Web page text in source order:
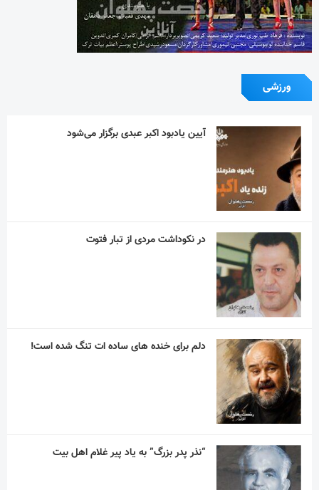
ورزشی
آیین یادبود اکبر عبدی برگزار می‌شود
در نکوداشت مردی از تبار فتوت
دلم برای خنده های ساده ات تنگ شده است!
“نذر پدر بزرگ” به یاد پیر غلام اهل بیت